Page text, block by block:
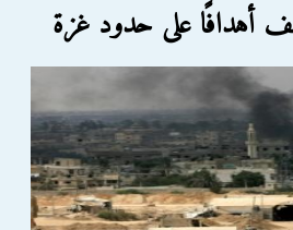
أهدافًا على حدود غزة